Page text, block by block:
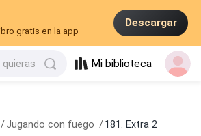
gratis en la app
Descargar
quieras Mi biblioteca
/Jugando con fuego / 181. Extra 2